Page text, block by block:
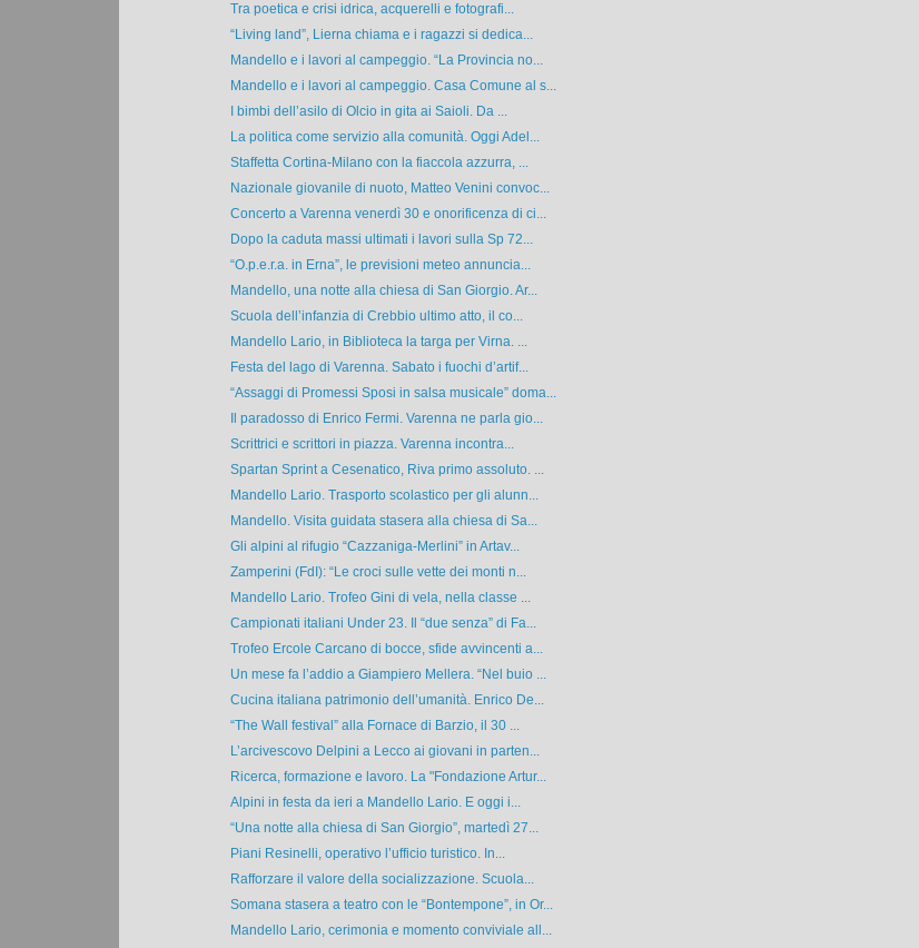
Tra poetica e crisi idrica, acquerelli e fotografi...
“Living land”, Lierna chiama e i ragazzi si dedica...
Mandello e i lavori al campeggio. “La Provincia no...
Mandello e i lavori al campeggio. Casa Comune al s...
I bimbi dell’asilo di Olcio in gita ai Saioli. Da ...
La politica come servizio alla comunità. Oggi Adel...
Staffetta Cortina-Milano con la fiaccola azzurra, ...
Nazionale giovanile di nuoto, Matteo Venini convoc...
Concerto a Varenna venerdì 30 e onorificenza di ci...
Dopo la caduta massi ultimati i lavori sulla Sp 72...
“O.p.e.r.a. in Erna”, le previsioni meteo annuncia...
Mandello, una notte alla chiesa di San Giorgio. Ar...
Scuola dell’infanzia di Crebbio ultimo atto, il co...
Mandello Lario, in Biblioteca la targa per Virna. ...
Festa del lago di Varenna. Sabato i fuochi d’artif...
“Assaggi di Promessi Sposi in salsa musicale” doma...
Il paradosso di Enrico Fermi. Varenna ne parla gio...
Scrittrici e scrittori in piazza. Varenna incontra...
Spartan Sprint a Cesenatico, Riva primo assoluto. ...
Mandello Lario. Trasporto scolastico per gli alunn...
Mandello. Visita guidata stasera alla chiesa di Sa...
Gli alpini al rifugio “Cazzaniga-Merlini” in Artav...
Zamperini (FdI): “Le croci sulle vette dei monti n...
Mandello Lario. Trofeo Gini di vela, nella classe ...
Campionati italiani Under 23. Il “due senza” di Fa...
Trofeo Ercole Carcano di bocce, sfide avvincenti a...
Un mese fa l’addio a Giampiero Mellera. “Nel buio ...
Cucina italiana patrimonio dell’umanità. Enrico De...
“The Wall festival” alla Fornace di Barzio, il 30 ...
L’arcivescovo Delpini a Lecco ai giovani in parten...
Ricerca, formazione e lavoro. La "Fondazione Artur...
Alpini in festa da ieri a Mandello Lario. E oggi i...
“Una notte alla chiesa di San Giorgio”, martedì 27...
Piani Resinelli, operativo l’ufficio turistico. In...
Rafforzare il valore della socializzazione. Scuola...
Somana stasera a teatro con le “Bontempone”, in Or...
Mandello Lario, cerimonia e momento conviviale all...